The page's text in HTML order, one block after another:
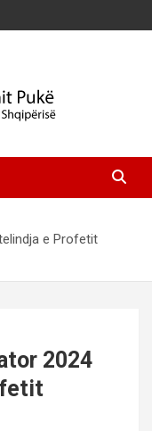
Zyrtare
e Profetit
2024